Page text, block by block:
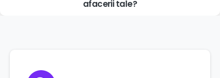
afaceriitale?